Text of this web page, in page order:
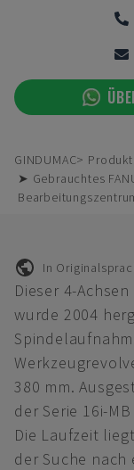
GINDUMAC
➤ Gebrauchtes
In
Dieser 4-
wurde 2004
380 mm.
der Serie 16i-
Die Laufzeit
der Suche nach